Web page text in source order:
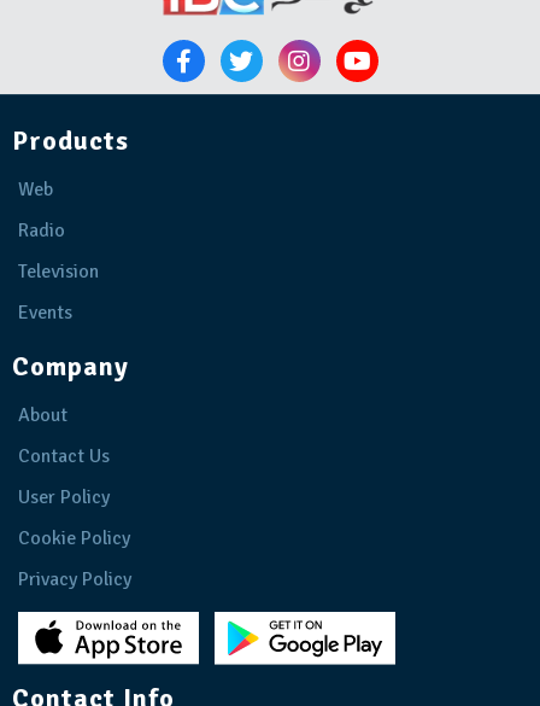
Products
Web
Radio
Television
Events
Company
About
Contact Us
User Policy
Cookie Policy
Privacy Policy
Contact Info